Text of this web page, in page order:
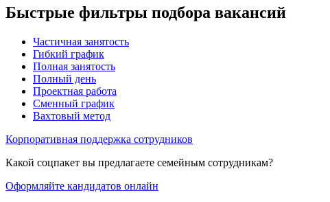
Быстрые фильтры подбора вакансий
Частичная занятость
Гибкий график
Полная занятость
Полный день
Проектная работа
Сменный график
Вахтовый метод
Корпоративная поддержка сотрудников
Какой соцпакет вы предлагаете семейным сотрудникам?
Оформляйте кандидатов онлайн